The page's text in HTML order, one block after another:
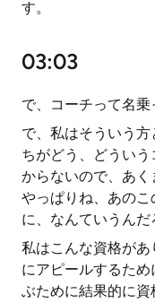
す。
03:03
で、コーチって名乗
で、私はそういう
ちがどう、どうい
からないので、あ
やっぱりね、あの
に、なんていうんだ
私はこんな資格が
にアピールするた
ぶために結果的に